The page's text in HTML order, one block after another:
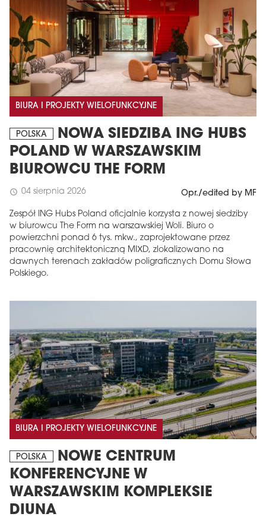
BIURA I PROJEKTY WIELOFUNKCYJNE
POLSKA
NOWA SIEDZIBA ING HUBS
POLAND W WARSZAWSKIM
BIUROWCU THE FORM
schedule 04 sierpnia 2026 Opr./edited by MF
Zespół ING Hubs Poland oficjalnie korzysta z nowej siedziby
w biurowcu The Form na warszawskiej Woli. Biuro o
powierzchni ponad 6 tys. mkw., zaprojektowane przez
pracownię architektoniczną MIXD, zlokalizowano na
dawnych terenach zakładów poligraficznych Domu Słowa
Polskiego.
BIURA I PROJEKTY WIELOFUNKCYJNE
POLSKA
NOWE CENTRUM
KONFERENCYJNE W
WARSZAWSKIM KOMPLEKSIE
DIUNA